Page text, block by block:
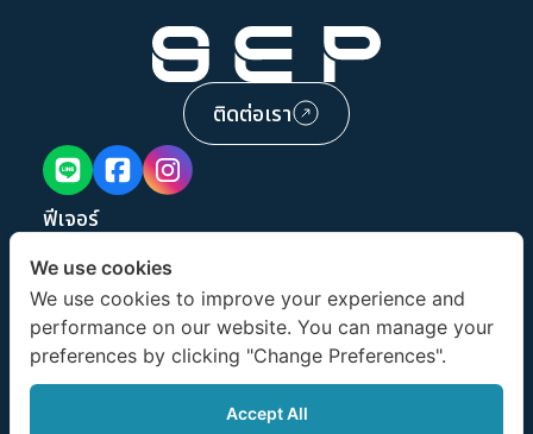
ติดต่อเรา
ฟีเจอร์
ผลงาน
เกี่ยวกับเรา
บทความ
ขอทดลองใช้งาน
We use cookies
We use cookies to improve your experience and
performance on our website. You can manage your
preferences by clicking "Change Preferences".
Accept All